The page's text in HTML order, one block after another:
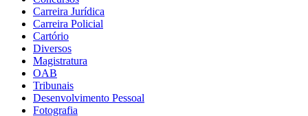
Carreira Jurídica
Carreira Policial
Cartório
Diversos
Magistratura
OAB
Tribunais
Desenvolvimento Pessoal
Fotografia